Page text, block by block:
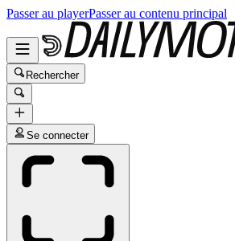
Passer au playerPasser au contenu principal
Rechercher
Se connecter